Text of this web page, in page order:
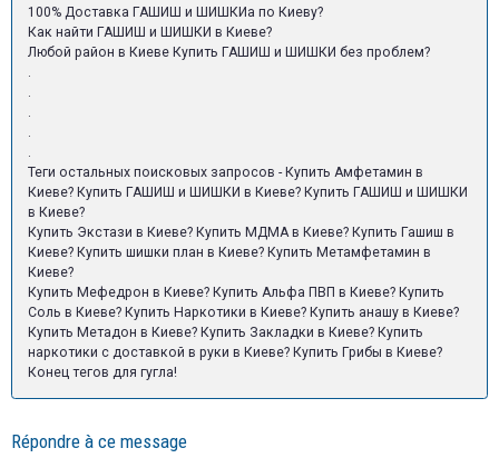
100% Доставка ГАШИШ и ШИШКИа по Киеву?
Как найти ГАШИШ и ШИШКИ в Киеве?
Любой район в Киеве Купить ГАШИШ и ШИШКИ без проблем?
.
.
.
.
.
Теги остальных поисковых запросов - Купить Амфетамин в
Киеве? Купить ГАШИШ и ШИШКИ в Киеве? Купить ГАШИШ и ШИШКИ
в Киеве?
Купить Экстази в Киеве? Купить МДМА в Киеве? Купить Гашиш в
Киеве? Купить шишки план в Киеве? Купить Метамфетамин в
Киеве?
Купить Мефедрон в Киеве? Купить Альфа ПВП в Киеве? Купить
Соль в Киеве? Купить Наркотики в Киеве? Купить анашу в Киеве?
Купить Метадон в Киеве? Купить Закладки в Киеве? Купить
наркотики с доставкой в руки в Киеве? Купить Грибы в Киеве?
Конец тегов для гугла!
Répondre à ce message